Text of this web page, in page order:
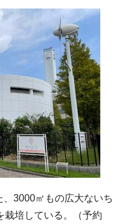
3000㎡もの広大ないち
栽培している。（予約